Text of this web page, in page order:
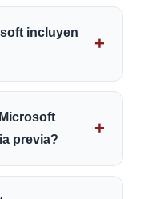
incluyen
previa?